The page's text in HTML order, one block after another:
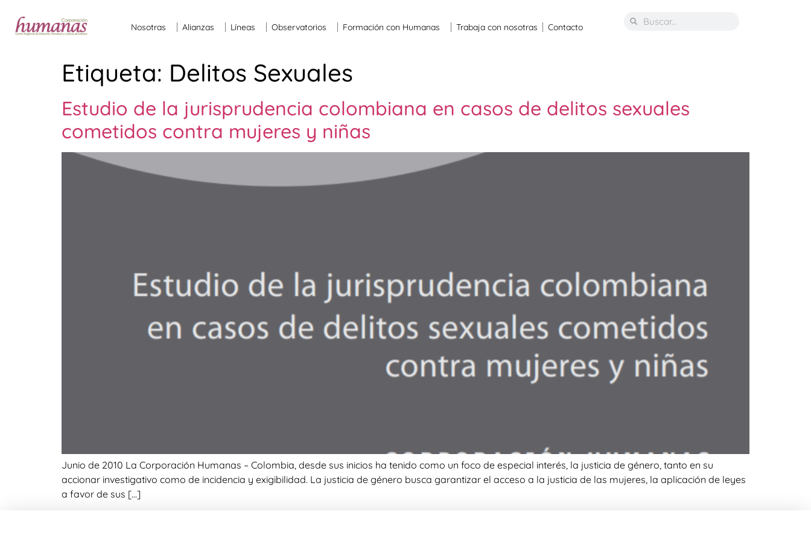
Nosotras Alianzas Líneas Observatorios Formación con Humanas Trabaja con nosotras Contacto
Etiqueta: Delitos Sexuales
Estudio de la jurisprudencia colombiana en casos de delitos sexuales
cometidos contra mujeres y niñas
Junio de 2010 La Corporación Humanas – Colombia, desde sus inicios ha tenido como un foco de especial interés, la justicia de género, tanto en su
accionar investigativo como de incidencia y exigibilidad. La justicia de género busca garantizar el acceso a la justicia de las mujeres, la aplicación de leyes
a favor de sus […]